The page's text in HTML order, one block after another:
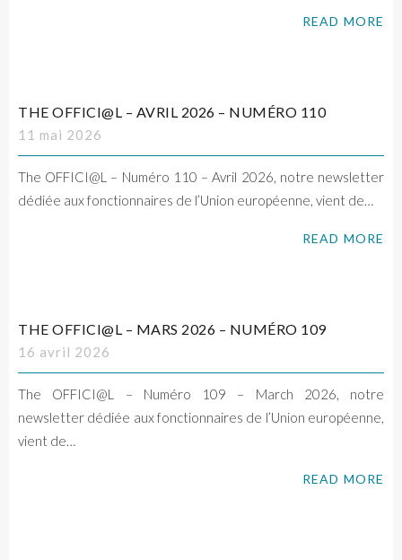
READ MORE
THE OFFICI@L – AVRIL 2026 – NUMÉRO 110
11 mai 2026
The OFFICI@L – Numéro 110 – Avril 2026, notre newsletter
dédiée aux fonctionnaires de l’Union européenne, vient de…
READ MORE
THE OFFICI@L – MARS 2026 – NUMÉRO 109
16 avril 2026
The OFFICI@L – Numéro 109 – March 2026, notre
newsletter dédiée aux fonctionnaires de l’Union européenne,
vient de…
READ MORE